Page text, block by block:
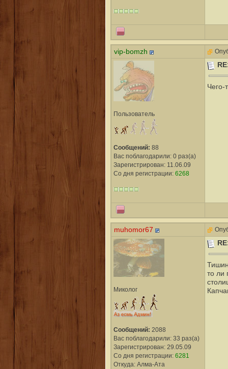
vip-bomzh
Пользователь
Сообщений: 88
Вас поблагодарили: 0 раз(а)
Зарегистрирован: 11.06.09
Со дня регистрации: 6268
Чего-
muhomor67
Миколог
Сообщений: 2088
Вас поблагодарили: 33 раз(а)
Зарегистрирован: 29.05.09
Со дня регистрации: 6281
Откуда: Алма-Ата
то ли